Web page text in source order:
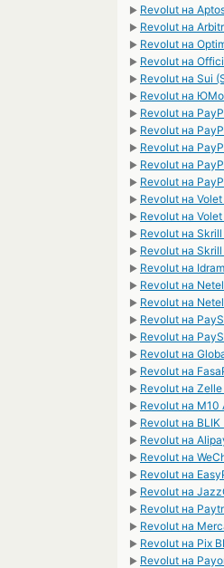
► Revolut на
► Revolut на
► Revolut на
► Revolut на
► Revolut на Sui
► Revolut на
► Revolut на
► Revolut на
► Revolut на
► Revolut на
► Revolut на
► Revolut на
► Revolut на Volet
► Revolut на
► Revolut на Skrill
► Revolut на
► Revolut на
► Revolut на
► Revolut на
► Revolut на
► Revolut на
► Revolut на
► Revolut на
► Revolut на M10
► Revolut на BLIK
► Revolut на
► Revolut на
► Revolut на
► Revolut на
► Revolut на
► Revolut на
► Revolut на Pix
► Revolut на